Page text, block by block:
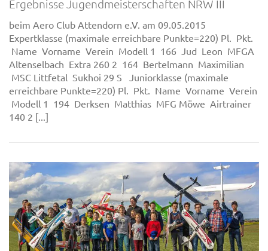
Ergebnisse Jugendmeisterschaften NRW III
beim Aero Club Attendorn e.V. am 09.05.2015
Expertklasse (maximale erreichbare Punkte=220) Pl. Pkt.
Name Vorname Verein Modell 1 166 Jud Leon MFGA
Altenselbach Extra 260 2 164 Bertelmann Maximilian
MSC Littfetal Sukhoi 29 S Juniorklasse (maximale
erreichbare Punkte=220) Pl. Pkt. Name Vorname Verein
Modell 1 194 Derksen Matthias MFG Möwe Airtrainer
140 2 [...]